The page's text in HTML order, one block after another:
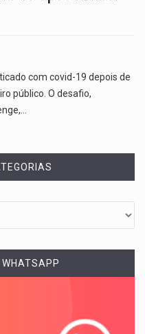
com covid-19 depois de
público. O desafio,